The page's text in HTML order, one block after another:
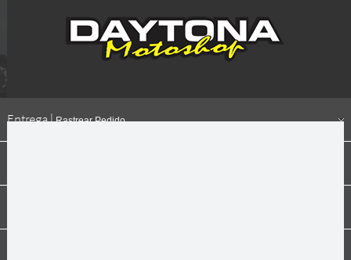
Entrega |Rastrear Pedido